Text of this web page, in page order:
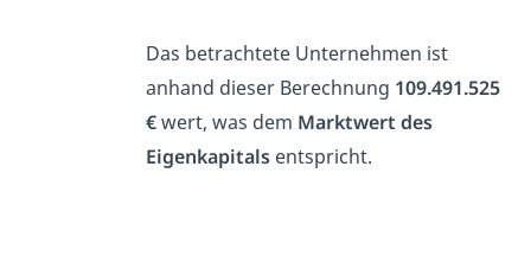
Das betrachtete Unternehmen ist
anhand dieser Berechnung 109.491.525
€wert, was dem Marktwert des
Eigenkapitalsentspricht.